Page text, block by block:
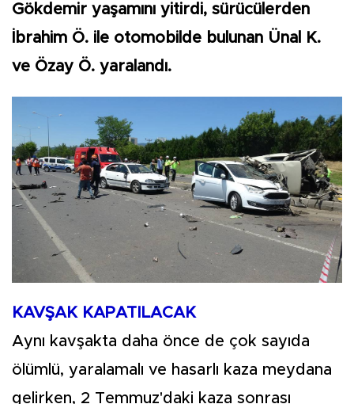
Gökdemir yaşamını yitirdi, sürücülerden
İbrahim Ö. ile otomobilde bulunan Ünal K.
ve Özay Ö. yaralandı.
KAVŞAK KAPATILACAK
Aynı kavşakta daha önce de çok sayıda
ölümlü, yaralamalı ve hasarlı kaza meydana
gelirken, 2 Temmuz'daki kaza sonrası